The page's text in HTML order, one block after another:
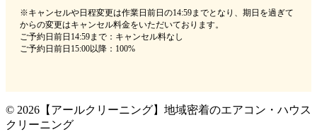
※キャンセルや日程変更は作業日前日の14:59までとなり、期日を過ぎて
からの変更はキャンセル料金をいただいております。
ご予約日前日14:59まで：キャンセル料なし
ご予約日前日15:00以降：100%
© 2026【アールクリーニング】地域密着のエアコン・ハウス
クリーニング